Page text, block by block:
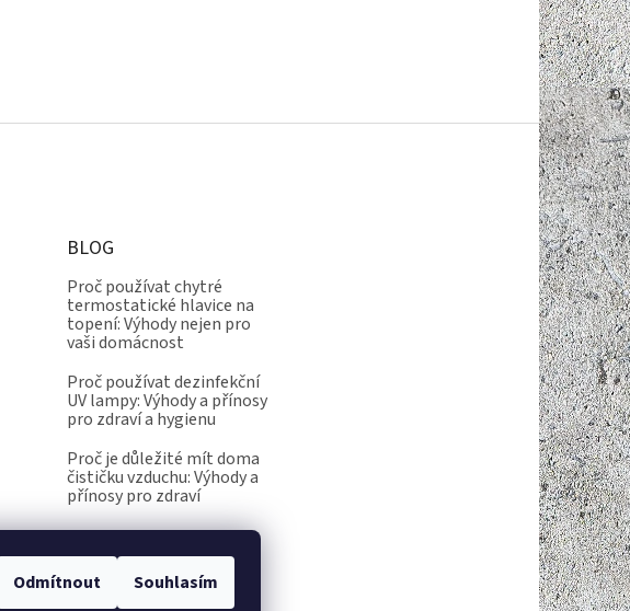
Odmítnout Souhlasím
BLOG
Proč používat chytré
termostatické hlavice na
topení: Výhody nejen pro
vaši domácnost
Proč používat dezinfekční
UV lampy: Výhody a přínosy
pro zdraví a hygienu
Proč je důležité mít doma
čističku vzduchu: Výhody a
přínosy pro zdraví